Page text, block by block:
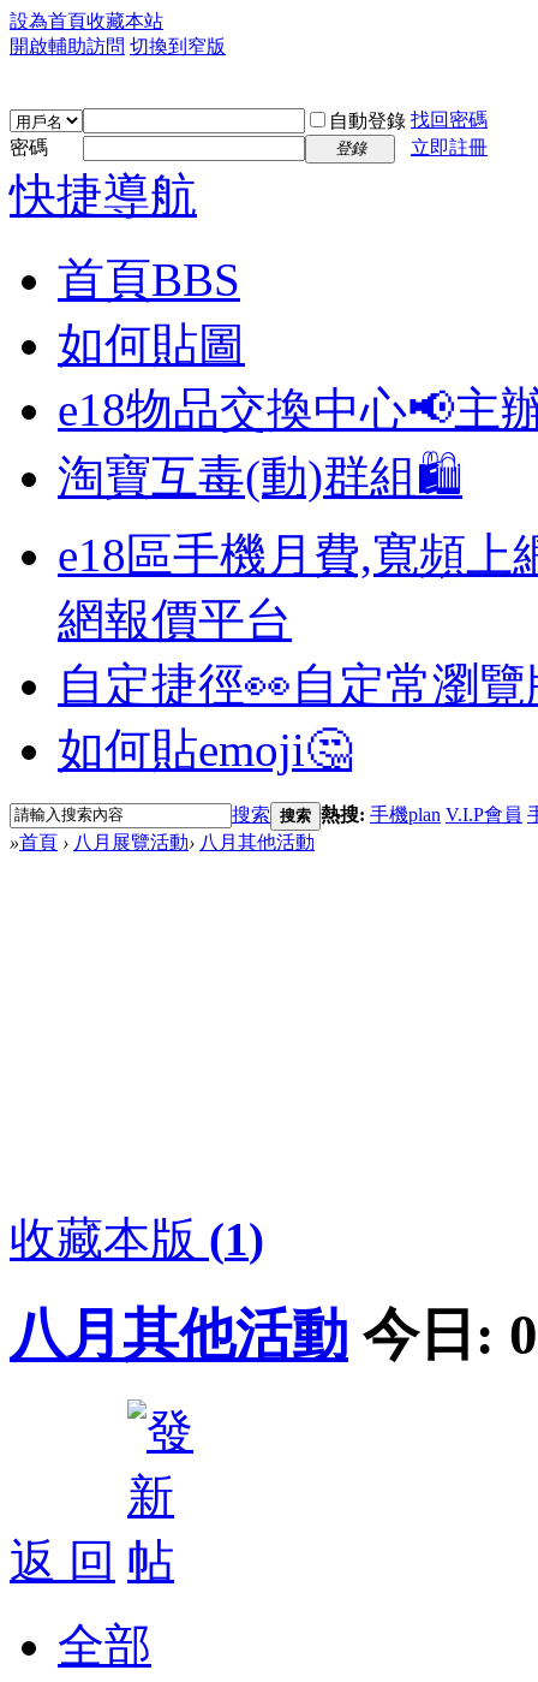
設為首頁收藏本站
開啟輔助訪問 切換到窄版
自動登錄 找回密碼
密碼
登錄 立即註冊
快捷導航
首頁BBS
如何貼圖
e18物品交換中心📢主
淘寶互毒(動)群組🛍️
e18區手機月費,寬頻上
網報價平台
自定捷徑👀自定常瀏
如何貼emoji🤔
搜索 搜索 熱搜: 手機plan V.I.P會員
»首頁 › 八月展覽活動› 八月其他活動
收藏本版 (1)
八月其他活動 今日: 0
返 回
全部